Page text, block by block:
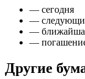
— сегодня
—
—
—
Другие